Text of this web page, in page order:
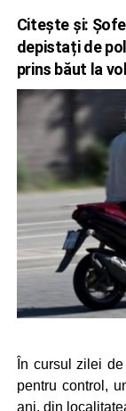
Citește și:
depistați de
prins băut la
În cursul zilei
pentru control,
ani, din